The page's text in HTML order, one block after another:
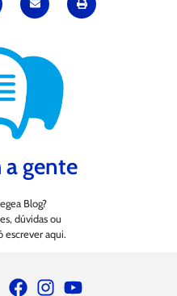
a gente
Blog?
dúvidas ou
escrever aqui.